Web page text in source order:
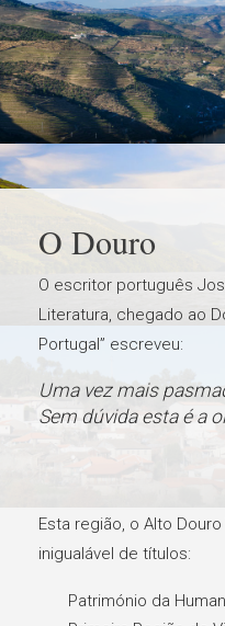
O Douro
O escritor português
Literatura, chegado ao
Portugal” escreveu:
Uma vez mais
Sem dúvida esta é a
Esta região, o Alto
inigualável de títulos:
Património da